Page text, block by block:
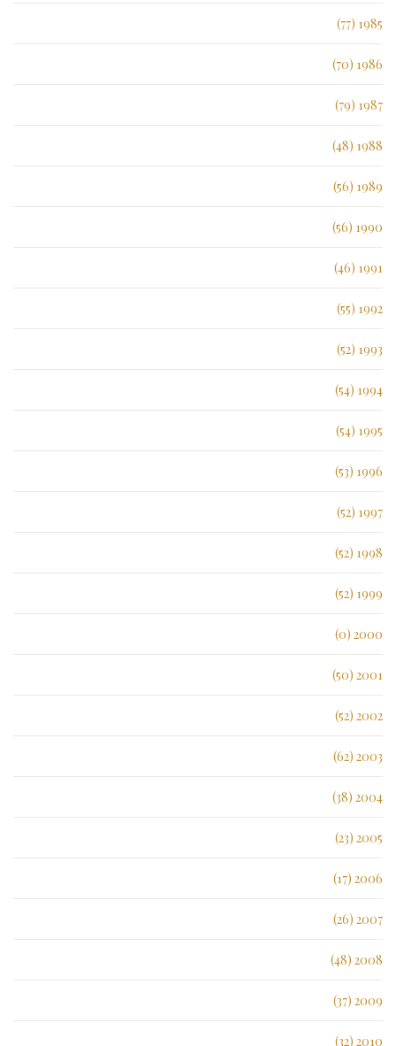
1985 (77)
1986 (70)
1987 (79)
1988 (48)
1989 (56)
1990 (56)
1991 (46)
1992 (55)
1993 (52)
1994 (54)
1995 (54)
1996 (53)
1997 (52)
1998 (52)
1999 (52)
2000 (0)
2001 (50)
2002 (52)
2003 (62)
2004 (38)
2005 (23)
2006 (17)
2007 (26)
2008 (48)
2009 (37)
2010 (32)